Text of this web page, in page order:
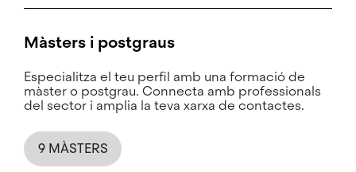
Màsters i postgraus
Especialitza el teu perfil amb una formació de
màster o postgrau. Connecta amb professionals
del sector i amplia la teva xarxa de contactes.
9 MÀSTERS